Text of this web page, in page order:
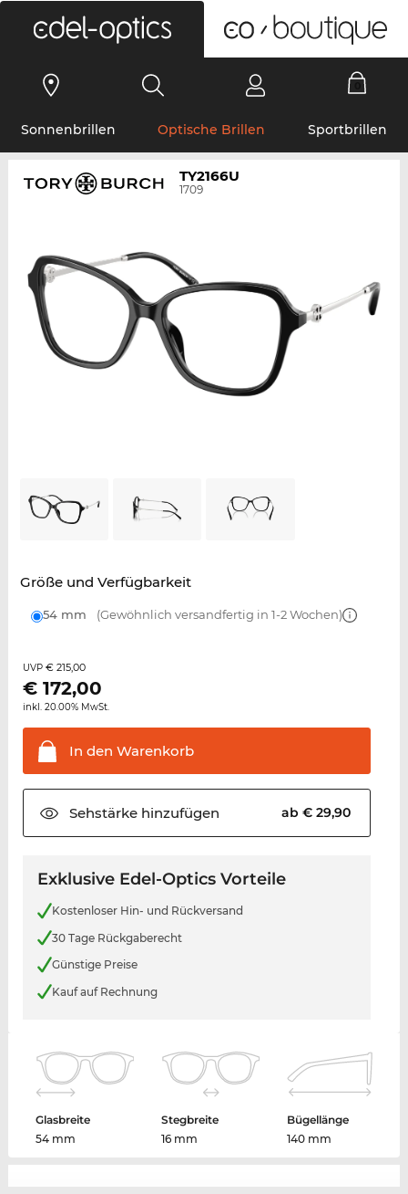
Sonnenbrillen Optische Brillen Sportbrillen
TY2166U
1709
Größe und Verfügbarkeit
54 mm (Gewöhnlich versandfertig in 1-2 Wochen)
UVP € 215,00
€ 172,00
inkl. 20.00% MwSt.
In den Warenkorb
Sehstärkehinzufügen ab € 29,90
Exklusive Edel-Optics Vorteile
Kostenloser Hin- und Rückversand
30 Tage Rückgaberecht
Günstige Preise
Kauf auf Rechnung
Glasbreite
54 mm
Stegbreite
16 mm
Bügellänge
140 mm